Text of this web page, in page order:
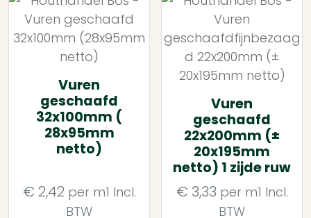
Vuren
geschaafd
32x100mm (
28x95mm
netto)
€ 2,42 per m1 Incl.
BTW
Vuren
geschaafd
22x200mm (±
20x195mm
netto) 1 zijde ruw
€ 3,33 per m1 Incl.
BTW